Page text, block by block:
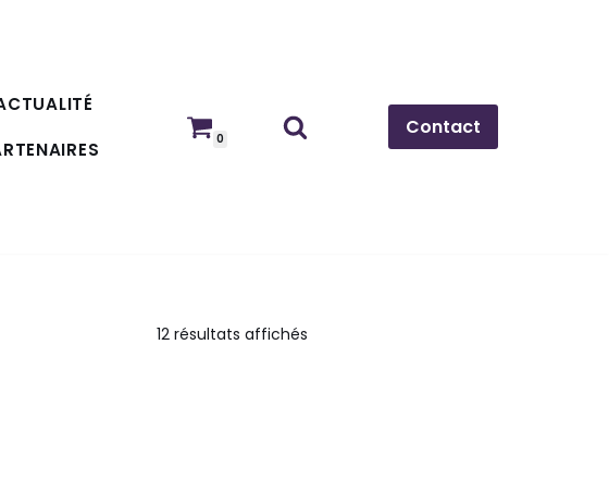
0 Contact
12 résultats affichés